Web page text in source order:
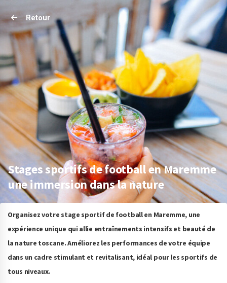
Retour
Stages sportifs de football en Maremme
une immersion dans la nature
Organisez votre stage sportif de football en Maremme, une
expérience unique qui allie entraînements intensifs et beauté de
la nature toscane. Améliorez les performances de votre équipe
dans un cadre stimulant et revitalisant, idéal pour les sportifs de
tous niveaux.